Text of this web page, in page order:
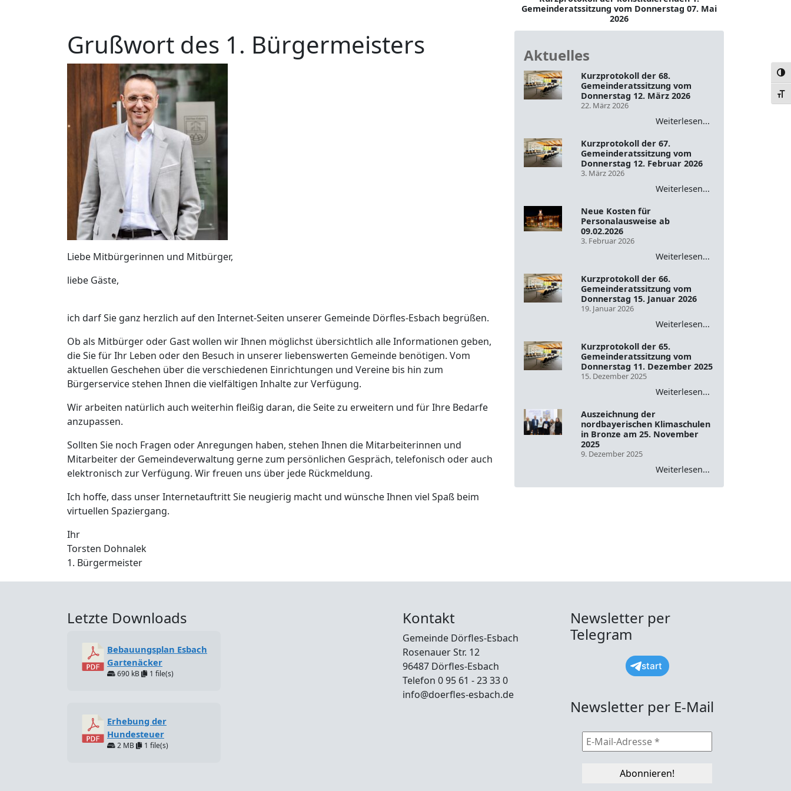
Gemeinderatssitzung vom Donnerstag 07. Mai
2026
Grußwort des 1. Bürgermeisters
Liebe Mitbürgerinnen und Mitbürger,
liebe Gäste,
ich darf Sie ganz herzlich auf den Internet-Seiten unserer Gemeinde Dörfles-Esbach begrüßen.
Ob als Mitbürger oder Gast wollen wir Ihnen möglichst übersichtlich alle Informationen geben,
die Sie für Ihr Leben oder den Besuch in unserer liebenswerten Gemeinde benötigen. Vom
aktuellen Geschehen über die verschiedenen Einrichtungen und Vereine bis hin zum
Bürgerservice stehen Ihnen die vielfältigen Inhalte zur Verfügung.
Wir arbeiten natürlich auch weiterhin fleißig daran, die Seite zu erweitern und für Ihre Bedarfe
anzupassen.
Sollten Sie noch Fragen oder Anregungen haben, stehen Ihnen die Mitarbeiterinnen und
Mitarbeiter der Gemeindeverwaltung gerne zum persönlichen Gespräch, telefonisch oder auch
elektronisch zur Verfügung. Wir freuen uns über jede Rückmeldung.
Ich hoffe, dass unser Internetauftritt Sie neugierig macht und wünsche Ihnen viel Spaß beim
virtuellen Spaziergang.
Ihr
Torsten Dohnalek
1. Bürgermeister
Aktuelles
Kurzprotokoll der 68.
Gemeinderatssitzung vom
Donnerstag 12. März 2026
22. März 2026
Weiterlesen...
Kurzprotokoll der 67.
Gemeinderatssitzung vom
Donnerstag 12. Februar 2026
3. März 2026
Weiterlesen...
Neue Kosten für
Personalausweise ab
09.02.2026
3. Februar 2026
Weiterlesen...
Kurzprotokoll der 66.
Gemeinderatssitzung vom
Donnerstag 15. Januar 2026
19. Januar 2026
Weiterlesen...
Kurzprotokoll der 65.
Gemeinderatssitzung vom
Donnerstag 11. Dezember 2025
15. Dezember 2025
Weiterlesen...
Auszeichnung der
nordbayerischen Klimaschulen
in Bronze am 25. November
2025
9. Dezember 2025
Weiterlesen...
Letzte Downloads
Bebauungsplan Esbach
Gartenäcker
690 kB 1 file(s)
Erhebung der
Hundesteuer
2 MB 1 file(s)
Kontakt
Gemeinde Dörfles-Esbach
Rosenauer Str. 12
96487 Dörfles-Esbach
Telefon 0 95 61 - 23 33 0
info@doerfles-esbach.de
Newsletter per
Telegram
start
Newsletter per E-Mail